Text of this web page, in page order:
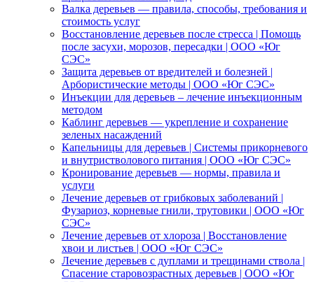
Валка деревьев — правила, способы, требования и
стоимость услуг
Восстановление деревьев после стресса | Помощь
после засухи, морозов, пересадки | ООО «Юг
СЭС»
Защита деревьев от вредителей и болезней |
Арбористические методы | ООО «Юг СЭС»
Инъекции для деревьев – лечение инъекционным
методом
Каблинг деревьев — укрепление и сохранение
зеленых насаждений
Капельницы для деревьев | Системы прикорневого
и внутристволового питания | ООО «Юг СЭС»
Кронирование деревьев — нормы, правила и
услуги
Лечение деревьев от грибковых заболеваний |
Фузариоз, корневые гнили, трутовики | ООО «Юг
СЭС»
Лечение деревьев от хлороза | Восстановление
хвои и листьев | ООО «Юг СЭС»
Лечение деревьев с дуплами и трещинами ствола |
Спасение старовозрастных деревьев | ООО «Юг